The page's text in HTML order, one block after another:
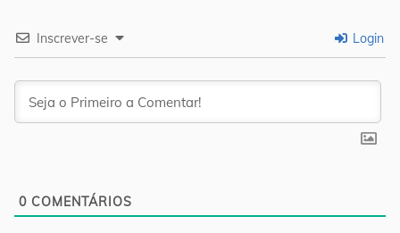
Inscrever-se Login
0 COMENTÁRIOS